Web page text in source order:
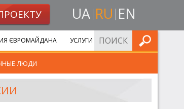
UA RU EN
ЛЮДИ
ЄВРОМАЙДАНА УСЛУГИ ИСКАТЬ